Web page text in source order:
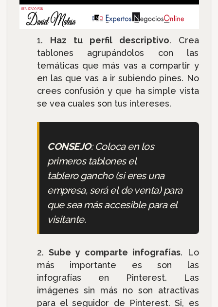
Haz tu perfil descriptivo. Crea
tablones agrupándolos con las
temáticas que más vas a compartir y
en las que vas a ir subiendo pines. No
crees confusión y que ha simple vista
se vea cuales son tus intereses.
CONSEJO: Coloca en los
primeros tablones el
tablero gancho (si eres una
empresa, será el de venta) para
que sea más accesible para el
visitante.
Sube y comparte infografías. Lo
más importante es son las
infografías en Pinterest. Las
imágenes sin más no son atractivas
para el seguidor de Pinterest. Si, es